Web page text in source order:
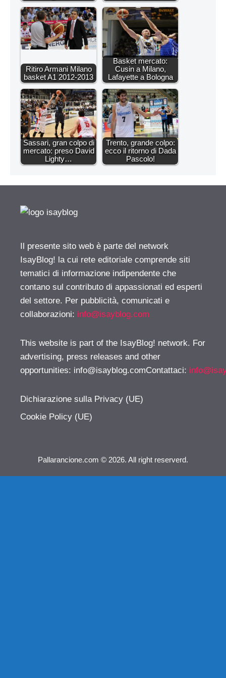
Ritiro Armani Milano
basket A1 2012-2013
Basket mercato:
Cusin a Milano,
Lafayette a Bologna
Sassari, gran colpo di
mercato: preso David
Lighty…
Trento, grande colpo:
ecco il ritorno di Dada
Pascolo!
Il presente sito web è parte del network
IsayBlog! la cui rete editoriale comprende siti
tematici di informazione indipendente che
contano sul contributo di appassionati ed esperti
del settore. Per pubblicità, comunicati e
collaborazioni: info@isayblog.com
This website is part of the IsayBlog! network. For
advertising, press releases and other
opportunities: info@isayblog.comContattaci:
Dichiarazione sulla Privacy (UE)
Cookie Policy (UE)
Pallarancione.com © 2026. All right reserverd.